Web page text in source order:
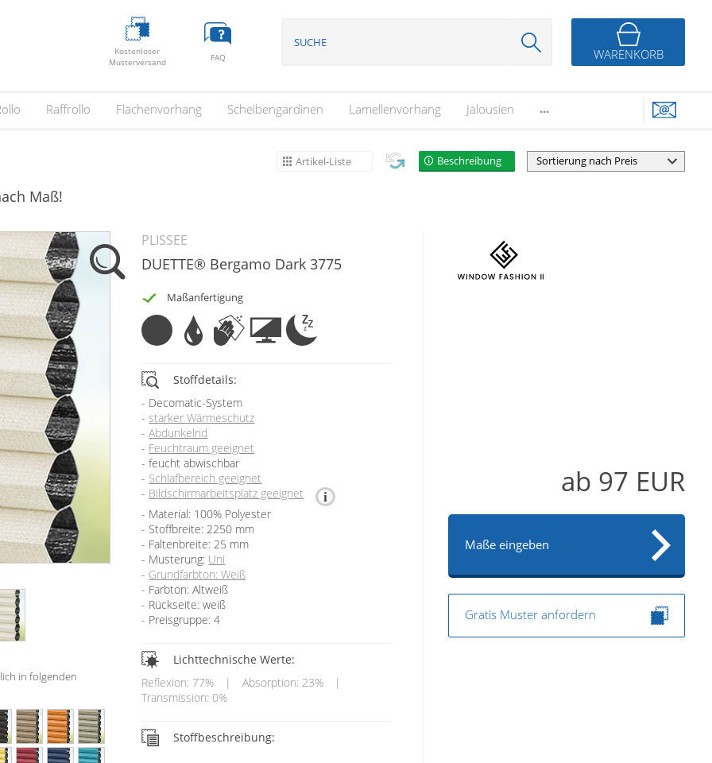
Kostenloser
Musterversand
FAQ WARENKORB
Raffrollo Flächenvorhang Scheibengardinen Lamellenvorhang Jalousien ...
Artikel-Liste Beschreibung
Maß!
in folgenden
PLISSEE
DUETTE® Bergamo Dark 3775
Maßanfertigung
Stoffdetails:
Decomatic-System
starker Wärmeschutz
Abdunkelnd
Feuchtraum geeignet
feucht abwischbar
Schlafbereich geeignet
Bildschirmarbeitsplatz geeignet
Material: 100% Polyester
Stoffbreite: 2250 mm
Faltenbreite: 25 mm
Musterung: Uni
Grundfarbton: Weiß
Farbton: Altweiß
Rückseite: weiß
Preisgruppe: 4
Lichttechnische Werte:
Reflexion: 77%
| Absorption: 23%
|
Transmission: 0%
Stoffbeschreibung:
ab 97 EUR
Maße eingeben
Gratis Muster anfordern